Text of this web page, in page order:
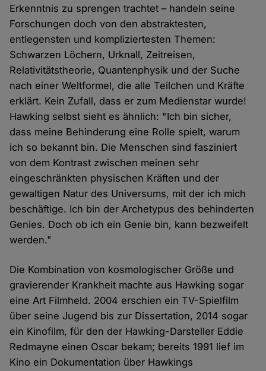
Erkenntnis zu sprengen trachtet – handeln seine
Forschungen doch von den abstraktesten,
entlegensten und kompliziertesten Themen:
Schwarzen Löchern, Urknall, Zeitreisen,
Relativitätstheorie, Quantenphysik und der Suche
nach einer Weltformel, die alle Teilchen und Kräfte
erklärt. Kein Zufall, dass er zum Medienstar wurde!
Hawking selbst sieht es ähnlich: "Ich bin sicher,
dass meine Behinderung eine Rolle spielt, warum
ich so bekannt bin. Die Menschen sind fasziniert
von dem Kontrast zwischen meinen sehr
eingeschränkten physischen Kräften und der
gewaltigen Natur des Universums, mit der ich mich
beschäftige. Ich bin der Archetypus des behinderten
Genies. Doch ob ich ein Genie bin, kann bezweifelt
werden."
Die Kombination von kosmologischer Größe und
gravierender Krankheit machte aus Hawking sogar
eine Art Filmheld. 2004 erschien ein TV-Spielfilm
über seine Jugend bis zur Dissertation, 2014 sogar
ein Kinofilm, für den der Hawking-Darsteller Eddie
Redmayne einen Oscar bekam; bereits 1991 lief im
Kino ein Dokumentation über Hawkings